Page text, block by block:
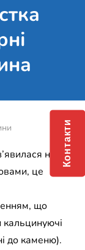
нова
це
що
кальцинуючі
до каменю).
Контакти